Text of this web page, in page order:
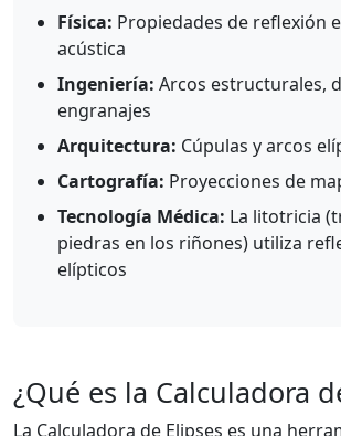
Física: Propiedades de reflexión
acústica
Ingeniería: Arcos estructurales,
engranajes
Arquitectura: Cúpulas y arcos
Cartografía: Proyecciones de
Tecnología Médica: La litotricia
piedras en los riñones) utiliza
elípticos
¿Qué es la Calculadora
La Calculadora de Elipses es una